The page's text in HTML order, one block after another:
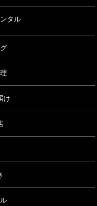
タル
け